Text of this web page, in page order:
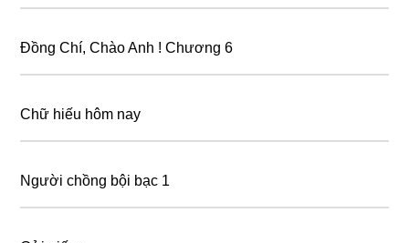
Đồng Chí, Chào Anh ! Chương 6
Chữ hiếu hôm nay
Người chồng bội bạc 1